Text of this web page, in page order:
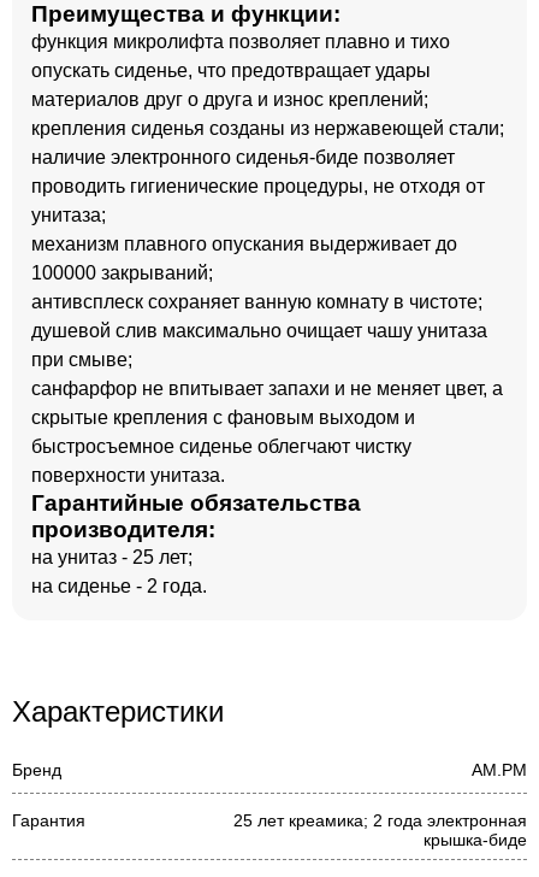
Преимущества и функции:
функция микролифта позволяет плавно и тихо
опускать сиденье, что предотвращает удары
материалов друг о друга и износ креплений;
крепления сиденья созданы из нержавеющей стали;
наличие электронного сиденья-биде позволяет
проводить гигиенические процедуры, не отходя от
унитаза;
механизм плавного опускания выдерживает до
100000 закрываний;
антивсплеск сохраняет ванную комнату в чистоте;
душевой слив максимально очищает чашу унитаза
при смыве;
санфарфор не впитывает запахи и не меняет цвет, а
скрытые крепления с фановым выходом и
быстросъемное сиденье облегчают чистку
поверхности унитаза.
Гарантийные обязательства
производителя:
на унитаз - 25 лет;
на сиденье - 2 года.
Характеристики
Бренд AM.PM
Гарантия
25 лет креамика; 2 года электронная
крышка-биде